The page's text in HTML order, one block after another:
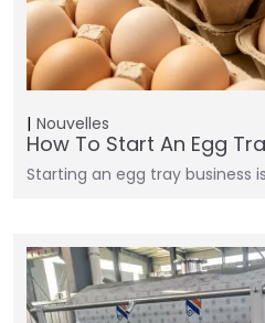
Nouvelles
How To Start An Egg
Starting an egg tray business